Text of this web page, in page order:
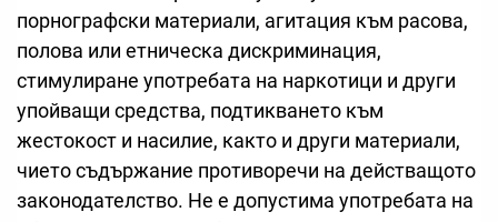
порнографски материали, агитация към расова,
полова или етническа дискриминация,
стимулиране употребата на наркотици и други
упойващи средства, подтикването към
жестокост и насилие, както и други материали,
чието съдържание противоречи на действащото
законодателство. Не е допустима употребата на